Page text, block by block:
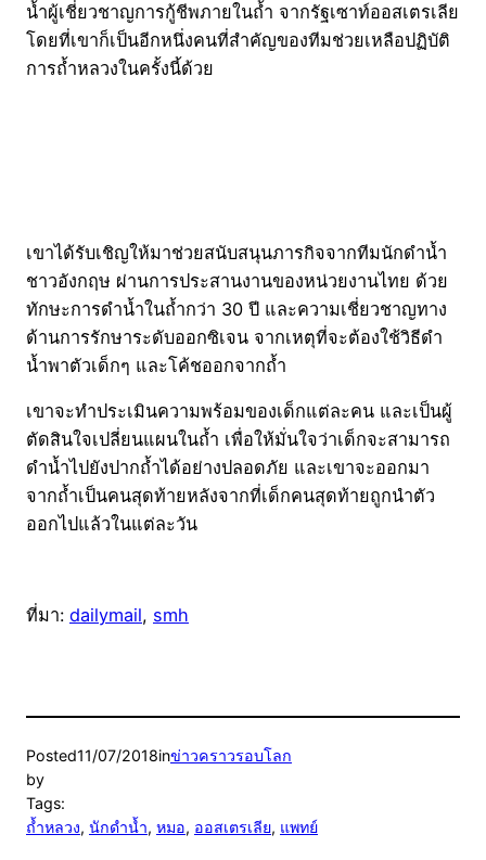
น้ำผู้เชี่ยวชาญการกู้ชีพภายในถ้ำ จากรัฐเซาท์ออสเตรเลีย
โดยที่เขาก็เป็นอีกหนึ่งคนที่สำคัญของทีมช่วยเหลือปฏิบัติ
การถ้ำหลวงในครั้งนี้ด้วย
เขาได้รับเชิญให้มาช่วยสนับสนุนภารกิจจากทีมนักดำน้ำ
ชาวอังกฤษ ผ่านการประสานงานของหน่วยงานไทย ด้วย
ทักษะการดำน้ำในถ้ำกว่า 30 ปี และความเชี่ยวชาญทาง
ด้านการรักษาระดับออกซิเจน จากเหตุที่จะต้องใช้วิธีดำ
น้ำพาตัวเด็กๆ และโค้ชออกจากถ้ำ
เขาจะทำประเมินความพร้อมของเด็กแต่ละคน และเป็นผู้
ตัดสินใจเปลี่ยนแผนในถ้ำ เพื่อให้มั่นใจว่าเด็กจะสามารถ
ดำน้ำไปยังปากถ้ำได้อย่างปลอดภัย และเขาจะออกมา
จากถ้ำเป็นคนสุดท้ายหลังจากที่เด็กคนสุดท้ายถูกนำตัว
ออกไปแล้วในแต่ละวัน
ที่มา: dailymail, smh
Posted11/07/2018inข่าวคราวรอบโลก
by
Tags:
ถ้ำหลวง, นักดำน้ำ, หมอ, ออสเตรเลีย, แพทย์